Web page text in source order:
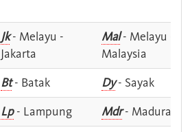
Jk- Melayu -
Jakarta
Mal- Melayu -
Malaysia
Bt- Batak Dy- Sayak
Lp- Lampung Mdr- Madura